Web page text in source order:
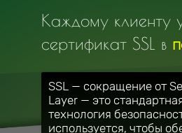
Каждому клиенту
сертификат SSL в
SSL — сокращение от
Layer — это
технология
используется, чтобы